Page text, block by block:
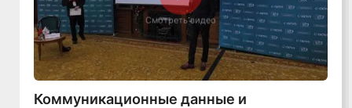
Смотреть видео
Коммуникационные данные и